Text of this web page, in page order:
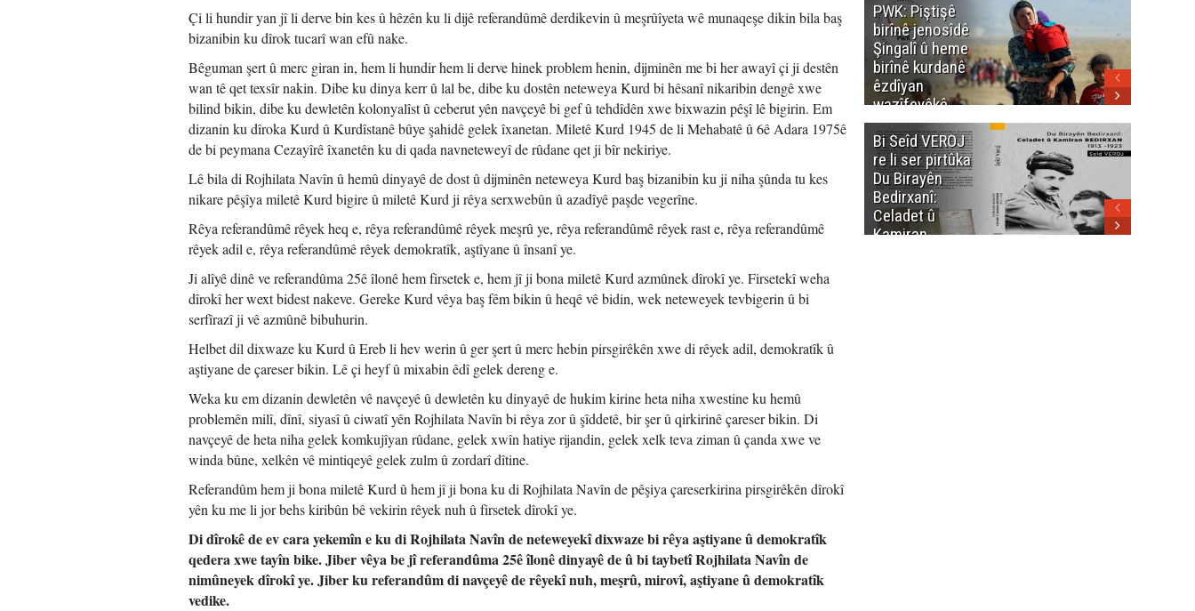
Çi li hundir yan jî li derve bin kes û hêzên ku li dijê referandûmê derdikevin û meşrûîyeta wê munaqeşe dikin bila baş
bizanibin ku dîrok tucarî wan efû nake.
Bêguman şert û merc giran in, hem li hundir hem li derve hinek problem henin, dijminên me bi her awayî çi ji destên
wan tê qet texsîr nakin. Dibe ku dinya kerr û lal be, dibe ku dostên neteweya Kurd bi hêsanî nikaribin dengê xwe
bilind bikin, dibe ku dewletên kolonyalîst û ceberut yên navçeyê bi gef û tehdîdên xwe bixwazin pêşî lê bigirin. Em
dizanin ku dîroka Kurd û Kurdîstanê bûye şahidê gelek îxanetan. Miletê Kurd 1945 de li Mehabatê û 6ê Adara 1975ê
de bi peymana Cezayîrê îxanetên ku di qada navneteweyî de rûdane qet ji bîr nekiriye.
Lê bila di Rojhilata Navîn û hemû dinyayê de dost û dijminên neteweya Kurd baş bizanibin ku ji niha şûnda tu kes
nikare pêşîya miletê Kurd bigire û miletê Kurd ji rêya serxwebûn û azadîyê paşde vegerîne.
Rêya referandûmê rêyek heq e, rêya referandûmê rêyek meşrû ye, rêya referandûmê rêyek rast e, rêya referandûmê
rêyek adil e, rêya referandûmê rêyek demokratîk, aştîyane û însanî ye.
Ji alîyê dinê ve referandûma 25ê îlonê hem firsetek e, hem jî ji bona miletê Kurd azmûnek dîrokî ye. Firsetekî weha
dîrokî her wext bidest nakeve. Gereke Kurd vêya baş fêm bikin û heqê vê bidin, wek neteweyek tevbigerin û bi
serfîrazî ji vê azmûnê bibuhurin.
Helbet dil dixwaze ku Kurd û Ereb li hev werin û ger şert û merc hebin pirsgirêkên xwe di rêyek adil, demokratîk û
aştiyane de çareser bikin. Lê çi heyf û mixabin êdî gelek dereng e.
Weka ku em dizanin dewletên vê navçeyê û dewletên ku dinyayê de hukim kirine heta niha xwestine ku hemû
problemên milî, dînî, siyasî û ciwatî yên Rojhilata Navîn bi rêya zor û şîddetê, bir şer û qirkirinê çareser bikin. Di
navçeyê de heta niha gelek komkujîyan rûdane, gelek xwîn hatiye rijandin, gelek xelk teva ziman û çanda xwe ve
winda bûne, xelkên vê mintiqeyê gelek zulm û zordarî dîtine.
Referandûm hem ji bona miletê Kurd û hem jî ji bona ku di Rojhilata Navîn de pêşiya çareserkirina pirsgirêkên dîrokî
yên ku me li jor behs kiribûn bê vekirin rêyek nuh û firsetek dîrokî ye.
Di dîrokê de ev cara yekemîn e ku di Rojhilata Navîn de neteweyekî dixwaze bi rêya aştiyane û demokratîk
qedera xwe tayîn bike. Jiber vêya be jî referandûma 25ê îlonê dinyayê de û bi taybetî Rojhilata Navîn de
nimûneyek dîrokî ye. Jiber ku referandûm di navçeyê de rêyekî nuh, meşrû, mirovî, aştiyane û demokratîk
vedike.
PWK: Piştişê
birînê jenosîdê
Şingalî û heme
birînê kurdanê
êzdîyan
wazîfeyêkê
neteweyî yê
heme kurdanê
dinya yo
Bi Seîd VEROJ
re li ser pirtûka
Du Birayên
Bedirxanî:
Celadet û
Kamiran